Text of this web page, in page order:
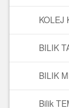
KOLEJ
BILIK
BILIK
Bilik